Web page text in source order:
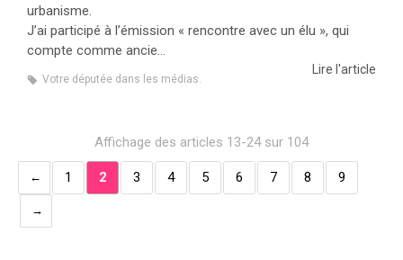
urbanisme.
J’ai participé à l’émission « rencontre avec un élu », qui
compte comme ancie...
Lire l'article
Votre députée dans les médias.
Affichage des articles 13-24 sur 104
1 2 3 4 5 6 7 8 9